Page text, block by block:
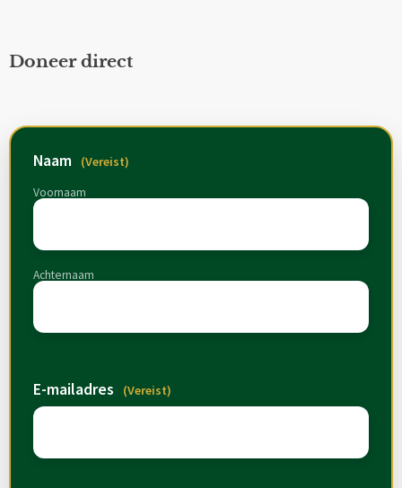
Doneer direct
Naam (Vereist)
Voornaam
Achternaam
E-mailadres (Vereist)